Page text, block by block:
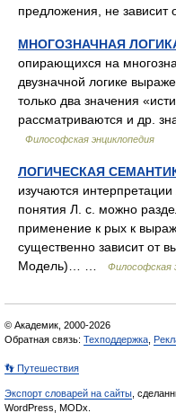
предложения, не
МНОГОЗНАЧНАЯ
опирающихся на
двузначной логике
только два значения
рассматриваются и др.
Философская энциклопедия
ЛОГИЧЕСКАЯ
изучаются
понятия Л. с. можно
применение к рых к
существенно зависит от
Модель)… …
Философская
© Академик, 2000-2026
Обратная связь: Техподдержка
👣 Путешествия
Экспорт словарей на сайты ,
WordPress, MODx.